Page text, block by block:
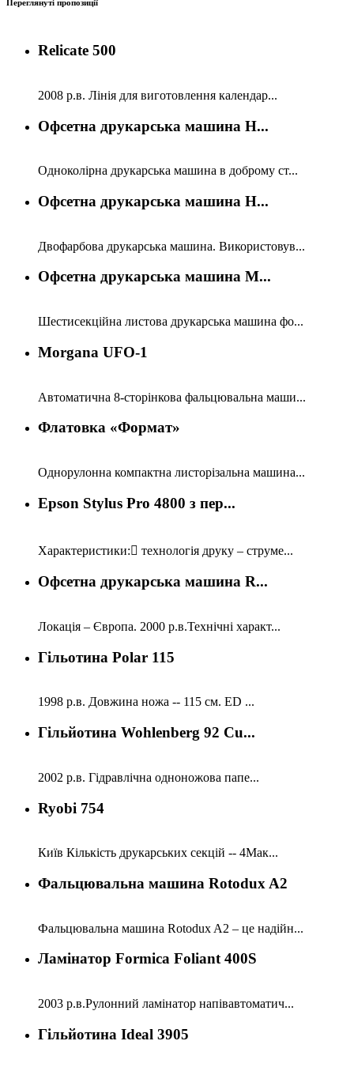
Переглянуті пропозиції
Relicate 500
2008 р.в. Лінія для виготовлення календар...
Офсетна друкарська машина H...
Одноколірна друкарська машина в доброму ст...
Офсетна друкарська машина H...
Двофарбова друкарська машина. Використовув...
Офсетна друкарська машина M...
Шестисекційна листова друкарська машина фо...
Morgana UFO-1
Автоматична 8-сторінкова фальцювальна маши...
Флатовка «Формат»
Однорулонна компактна листорізальна машина...
Epson Stylus Pro 4800 з пер...
Характеристики: технологія друку – струме...
Офсетна друкарська машина R...
Локація – Європа. 2000 р.в.Технічні характ...
Гільотина Polar 115
1998 р.в. Довжина ножа -- 115 см. ED ...
Гільйотина Wohlenberg 92 Cu...
2002 р.в. Гідравлічна одноножова папе...
Ryobi 754
Київ Кількість друкарських секцій -- 4Мак...
Фальцювальна машина Rotodux A2
Фальцювальна машина Rotodux A2 – це надійн...
Ламінатор Formica Foliant 400S
2003 р.в.Рулонний ламінатор напівавтоматич...
Гільйотина Ideal 3905